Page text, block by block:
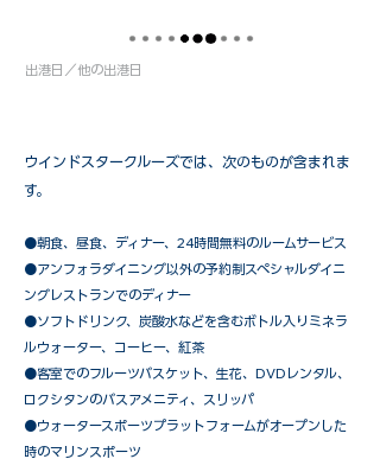
出港日／他の出港日
ウインドスタークルーズでは、次のものが含まれま
す。
●朝食、昼食、ディナー、24時間無料のルームサービス
​●アンフォラダイニング以外の予約制スペシャルダイニ
ングレストランでのディナー
●ソフトドリンク、炭酸水などを含むボトル入りミネラ
ルウォーター、コーヒー、紅茶
●客室でのフルーツバスケット、生花、DVDレンタル、
ロクシタンのバスアメニティ、スリッパ
●ウォータースポーツプラットフォームがオープンした
時のマリンスポーツ